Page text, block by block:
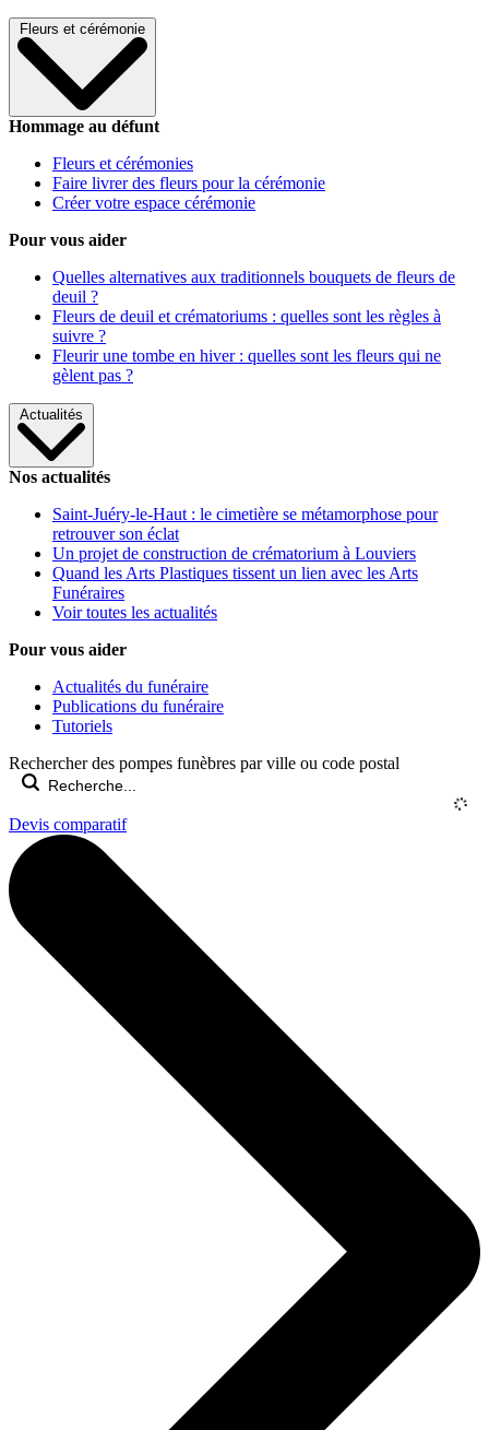
Fleurs et cérémonie
Hommage au défunt
Fleurs et cérémonies
Faire livrer des fleurs pour la cérémonie
Créer votre espace cérémonie
Pour vous aider
Quelles alternatives aux traditionnels bouquets de fleurs de
deuil ?
Fleurs de deuil et crématoriums : quelles sont les règles à
suivre ?
Fleurir une tombe en hiver : quelles sont les fleurs qui ne
gèlent pas ?
Actualités
Nos actualités
Saint-Juéry-le-Haut : le cimetière se métamorphose pour
retrouver son éclat
Un projet de construction de crématorium à Louviers
Quand les Arts Plastiques tissent un lien avec les Arts
Funéraires
Voir toutes les actualités
Pour vous aider
Actualités du funéraire
Publications du funéraire
Tutoriels
Rechercher des pompes funèbres par ville ou code postal
Devis comparatif